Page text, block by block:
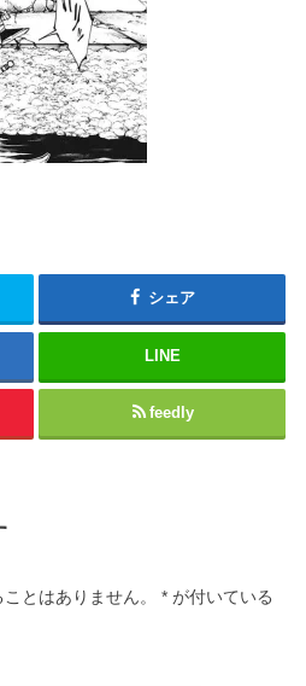
シェア
LINE
feedly
とはありません。 * が付いている